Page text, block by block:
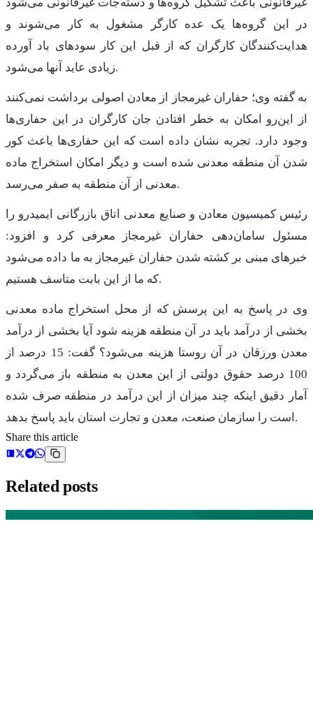
در این گروه‌ها یک عده کارگر مشغول به کار می‌شوند و
هدایت‌کنندگان کارگران که از قبل این کار سودهای باد آورده
زیادی عاید آنها می‌شود.
به گفته وی؛ حفاران غیرمجاز از معادن اصولی برداشت نمی‌کنند
از این‌رو امکان به خطر افتادن جان کارگران در این حفاری‌ها
وجود دارد. تجربه نشان داده است که این حفاری‌ها باعث کور
شدن آن منطقه معدنی شده است و دیگر امکان استخراج ماده
معدنی از آن منطقه به صفر می‌رسد.
رئیس کمیسیون معادن و صنایع معدنی اتاق بازرگانی ایمیدرو را
مسئول سامان‌دهی حفاران غیرمجاز معرفی کرد و افزود:
خبرهای مبنی بر کشته شدن حفاران غیرمجاز به ما داده می‌شود
که ما از این بابت متاسف هستیم.
وی در پاسخ به این پرسش که از محل استخراج ماده معدنی
بخشی از درآمد باید در آن منطقه هزینه شود آیا بخشی از درآمد
معدن ورزقان در آن روستا هزینه می‌شود؟ گفت: 15 درصد از
100 درصد حقوق دولتی از این معدن به منطقه باز می‌گردد و
آمار دقیق اینکه چند میزان از این درآمد در منطقه صرف شده
است را سازمان صنعت، معدن و تجارت استان باید پاسخ بدهد.
Share this article
Related posts